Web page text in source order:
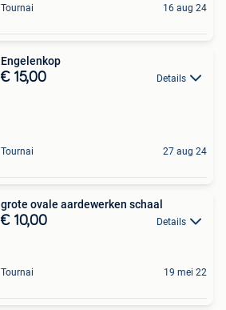
Tournai 16 aug 24
Engelenkop
€ 15,00 Details
Tournai 27 aug 24
grote ovale aardewerken schaal
€ 10,00 Details
Tournai 19 mei 22